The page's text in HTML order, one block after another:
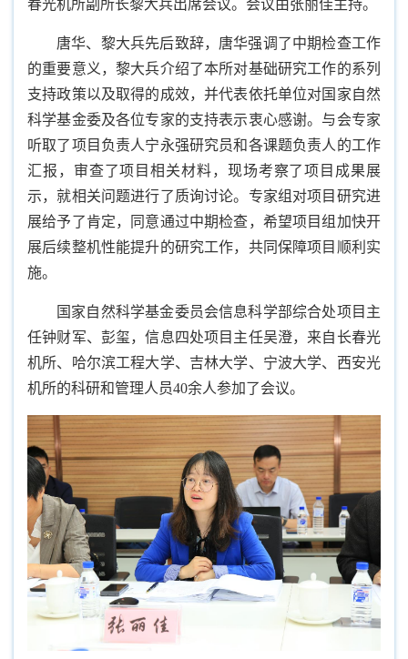
春光机所副所长黎大兵出席会议。会议由张丽佳主持。
唐华、黎大兵先后致辞，唐华强调了中期检查工作
的重要意义，黎大兵介绍了本所对基础研究工作的系列
支持政策以及取得的成效，并代表依托单位对国家自然
科学基金委及各位专家的支持表示衷心感谢。与会专家
听取了项目负责人宁永强研究员和各课题负责人的工作
汇报，审查了项目相关材料，现场考察了项目成果展
示，就相关问题进行了质询讨论。专家组对项目研究进
展给予了肯定，同意通过中期检查，希望项目组加快开
展后续整机性能提升的研究工作，共同保障项目顺利实
施。
国家自然科学基金委员会信息科学部综合处项目主
任钟财军、彭玺，信息四处项目主任吴澄，来自长春光
机所、哈尔滨工程大学、吉林大学、宁波大学、西安光
机所的科研和管理人员40余人参加了会议。